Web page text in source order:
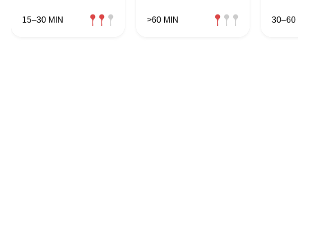
15–30 MIN >60 MIN 30–60